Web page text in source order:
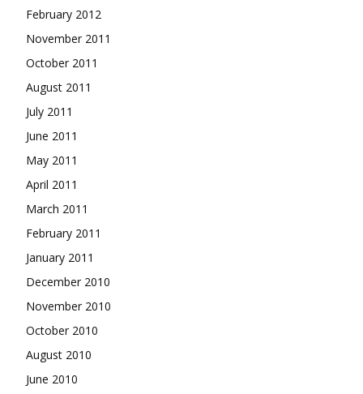
February 2012
November 2011
October 2011
August 2011
July 2011
June 2011
May 2011
April 2011
March 2011
February 2011
January 2011
December 2010
November 2010
October 2010
August 2010
June 2010